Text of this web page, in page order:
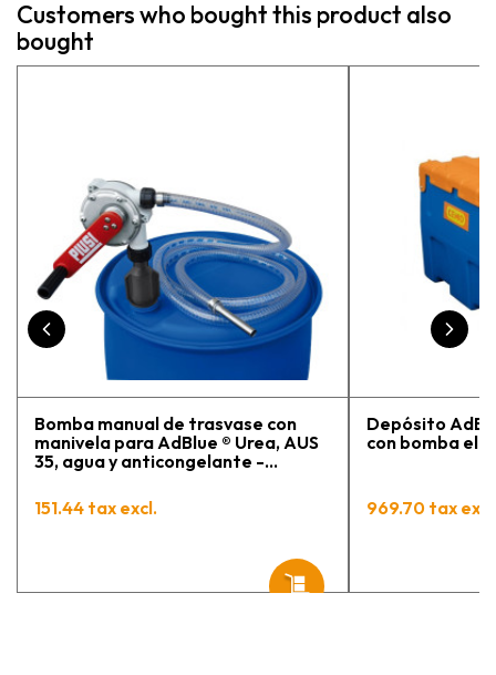
asesoraron y explicaron con
detalle para asegurarme de que
estaba eligiendo la máquina más
vuelto a comprar, tengo varios
pedidos en proceso y muy
Customers who bought this product also
bought
Bomba manual de trasvase con
manivela para AdBlue ® Urea, AUS
35, agua y anticongelante -
PIUSI
151.44 tax excl.
Depósito
con bomba
969.70 tax